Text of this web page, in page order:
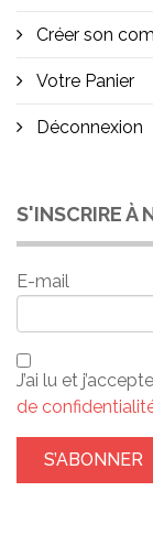
Créer son
Votre Panier
Déconnexion
S'INSCRIRE À
E-mail
J’ai lu et
de